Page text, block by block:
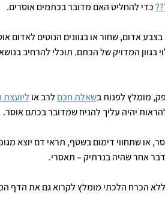
כדי להחליט האם מדובר בכתמים אוסרים.
אדום, שחור או בגוונים הנוטים לאדום
בגוון המדויק של הכתם. תוכלי להרחיב
מומלץ לפנות בשאלת חכם לרב או
יהיה עליך להניח שמדובר בכתם אוסר.
או שתחווי דימום בשטף, תראי דם יוצא
אחר שהיה בנרתיק – תאסרי.
הכרח הלכתי מומלץ לקרוא גם את הדף